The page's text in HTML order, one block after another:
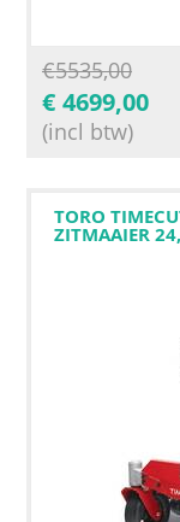
€5535,00
€ 4699,00
(incl btw)
TORO
ZITMAAIER